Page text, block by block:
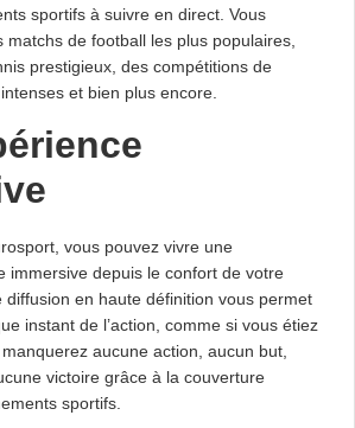
sportifs à suivre en direct. Vous
matchs de football les plus populaires,
prestigieux, des compétitions de
et bien plus encore.
vous pouvez vivre une
immersive depuis le confort de votre
diffusion en haute définition vous permet
instant de l’action, comme si vous étiez
aucune action, aucun but,
victoire grâce à la couverture
sportifs.